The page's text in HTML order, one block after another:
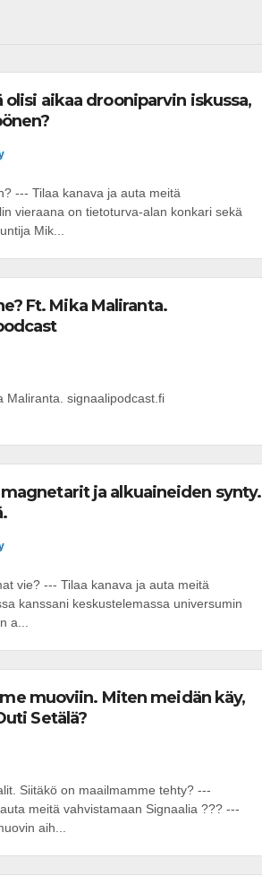
aikaa drooniparvin iskussa,
--- Tilaa kanava ja auta meitä
vieraana on tietoturva-alan konkari sekä
Mik...
Ft. Mika Maliranta.
Maliranta. signaalipodcast.fi
ja alkuaineiden synty.
vie? --- Tilaa kanava ja auta meitä
kanssani keskustelemassa universumin
a...
muoviin. Miten meidän käy,
Setälä?
Siitäkö on maailmamme tehty? ---
meitä vahvistamaan Signaalia ??? ---
aih...